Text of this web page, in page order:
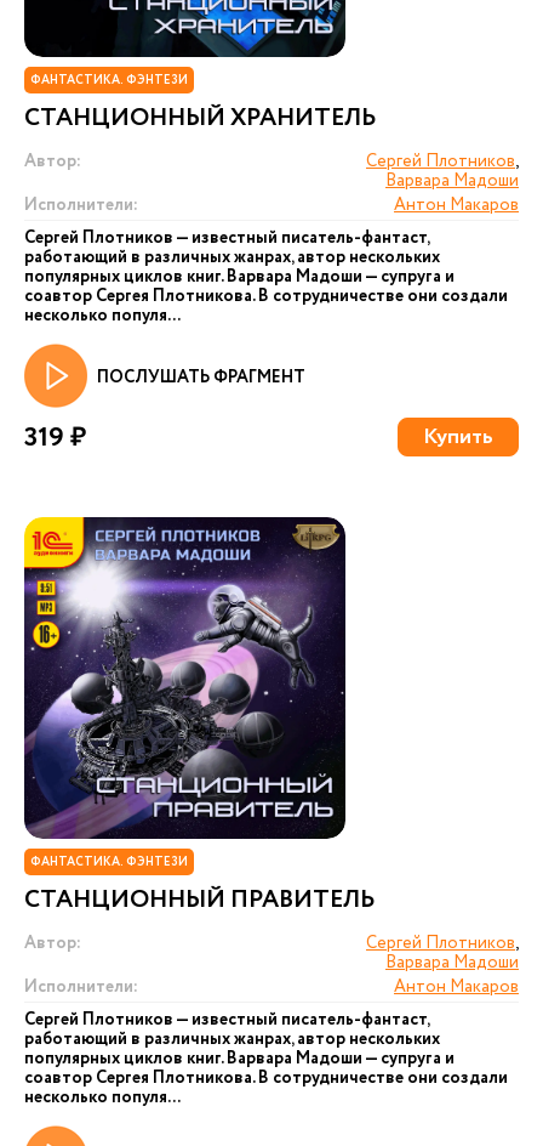
ФАНТАСТИКА. ФЭНТЕЗИ
СТАНЦИОННЫЙ ХРАНИТЕЛЬ
Автор: Сергей Плотников,
Варвара Мадоши
Исполнители:
Антон Макаров
Сергей Плотников — известный писатель-фантаст,
работающий в различных жанрах, автор нескольких
популярных циклов книг. Варвара Мадоши — супруга и
соавтор Сергея Плотникова. В сотрудничестве они создали
несколько популя...
ПОСЛУШАТЬ ФРАГМЕНТ
319 ₽ Купить
ФАНТАСТИКА. ФЭНТЕЗИ
СТАНЦИОННЫЙ ПРАВИТЕЛЬ
Автор: Сергей Плотников,
Варвара Мадоши
Исполнители:
Антон Макаров
Сергей Плотников — известный писатель-фантаст,
работающий в различных жанрах, автор нескольких
популярных циклов книг. Варвара Мадоши — супруга и
соавтор Сергея Плотникова. В сотрудничестве они создали
несколько популя...